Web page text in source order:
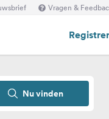
Vragen &
Nu vinden